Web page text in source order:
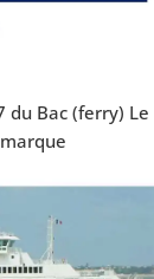
Bac (ferry) Le